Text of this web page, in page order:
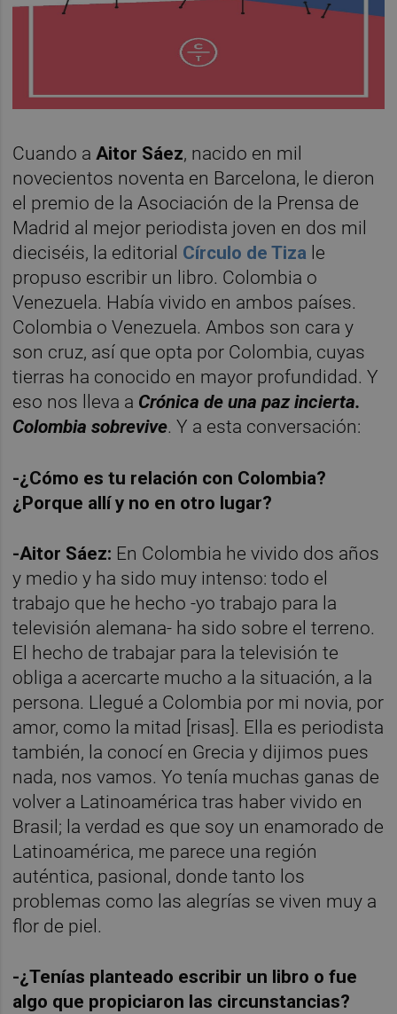
Cuando aAitor Sáez, nacido en mil
novecientos noventa en Barcelona, le dieron
el premio de la Asociación de la Prensa de
Madrid al mejor periodista joven en dos mil
dieciséis, la editorial Círculo de Tiza le
propuso escribir un libro. Colombia o
Venezuela. Había vivido en ambos países.
Colombia o Venezuela. Ambos son cara y
son cruz, así que opta por Colombia, cuyas
tierras ha conocido en mayor profundidad. Y
eso nos lleva a Crónica de una paz incierta.
Colombia sobrevive. Y a esta conversación:
-¿Cómo es tu relación con Colombia?
¿Porque allí y no en otro lugar?
-Aitor Sáez: En Colombia he vivido dos años
y medio y ha sido muy intenso: todo el
trabajo que he hecho -yo trabajo para la
televisión alemana- ha sido sobre el terreno.
El hecho de trabajar para la televisión te
obliga a acercarte mucho a la situación, a la
persona. Llegué a Colombia por mi novia, por
amor, como la mitad [risas]. Ella es periodista
también, la conocí en Grecia y dijimos pues
nada, nos vamos. Yo tenía muchas ganas de
volver a Latinoamérica tras haber vivido en
Brasil; la verdad es que soy un enamorado de
Latinoamérica, me parece una región
auténtica, pasional, donde tanto los
problemas como las alegrías se viven muy a
flor de piel.
-¿Tenías planteado escribir un libro o fue
algo que propiciaron las circunstancias?